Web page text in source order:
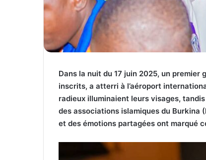
Dans la nuit du 17 juin 2025, un premier
inscrits, a atterri à l’aéroport
radieux illuminaient leurs visages,
des associations islamiques du Burkina
et des émotions partagées ont marqué